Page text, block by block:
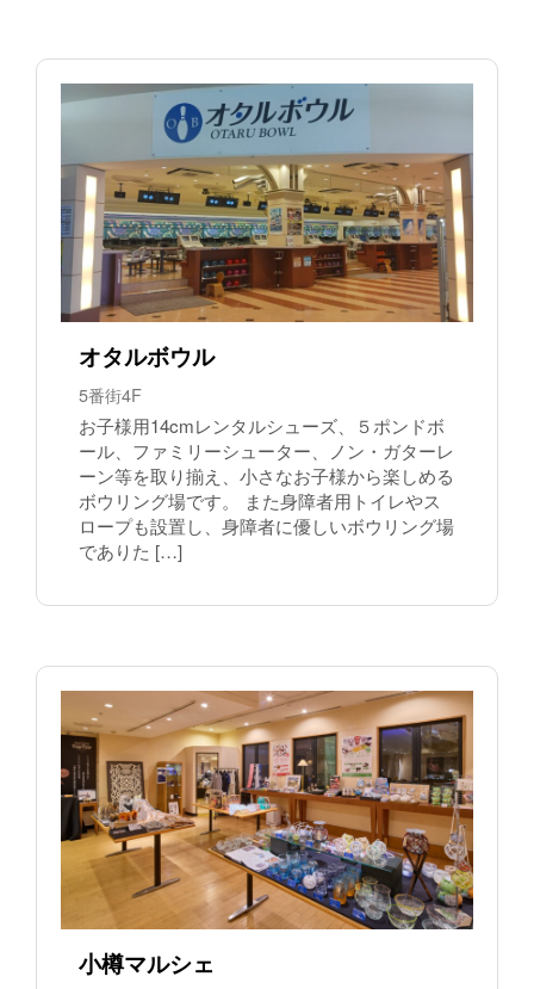
オタルボウル
5番街4F
お子様用14cmレンタルシューズ、５ポンドボ
ール、ファミリーシューター、ノン・ガターレ
ーン等を取り揃え、小さなお子様から楽しめる
ボウリング場です。 また身障者用トイレやス
ロープも設置し、身障者に優しいボウリング場
でありた […]
小樽マルシェ